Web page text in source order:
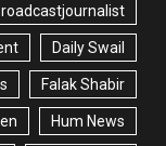
Daily Swail
Falak Shabir
Hum News